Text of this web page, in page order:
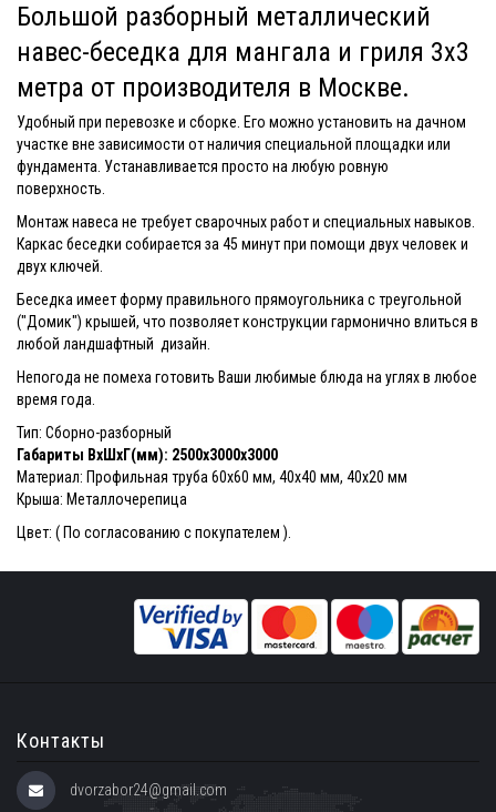
Большой разборный металлический
навес-беседка для мангала и гриля 3х3
метра от производителя в Москве.
Удобный при перевозке и сборке. Его можно установить на дачном
участке вне зависимости от наличия специальной площадки или
фундамента. Устанавливается просто на любую ровную
поверхность.
Монтаж навеса не требует сварочных работ и специальных навыков.
Каркас беседки собирается за 45 минут при помощи двух человек и
двух ключей.
Беседка имеет форму правильного прямоугольника с треугольной
("Домик") крышей, что позволяет конструкции гармонично влиться в
любой ландшафтный дизайн.
Непогода не помеха готовить Ваши любимые блюда на углях в любое
время года.
Тип: Сборно-разборный
Габариты ВхШхГ(мм): 2500х3000х3000
Материал: Профильная труба 60х60 мм, 40х40 мм, 40х20 мм
Крыша: Металлочерепица
Цвет: ( По согласованию с покупателем ).
Контакты
dvorzabor24@gmail.com